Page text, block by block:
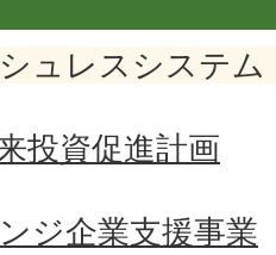
ュレスシステ
投資促進計画
ジ企業支援事業